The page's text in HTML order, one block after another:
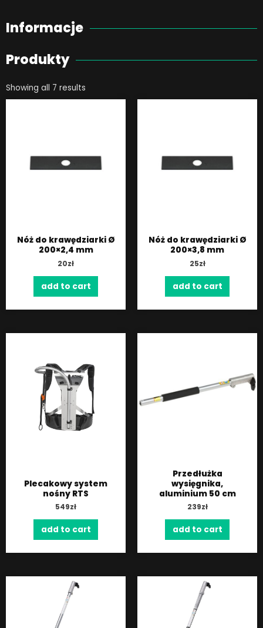
Informacje
Produkty
Showing all 7 results
Nóż do krawędziarki Ø
200×2,4 mm
20zł
add to cart
Nóż do krawędziarki Ø
200×3,8 mm
25zł
add to cart
Plecakowy system
nośny RTS
549zł
add to cart
Przedłużka
wysięgnika,
aluminium 50 cm
239zł
add to cart